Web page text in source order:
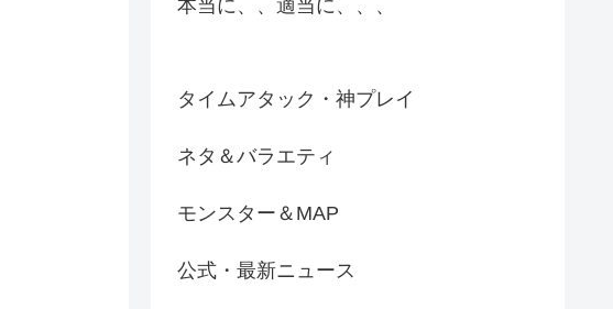
本当に、、適当に、、、
タイムアタック・神プレイ
ネタ＆バラエティ
モンスター＆MAP
公式・最新ニュース